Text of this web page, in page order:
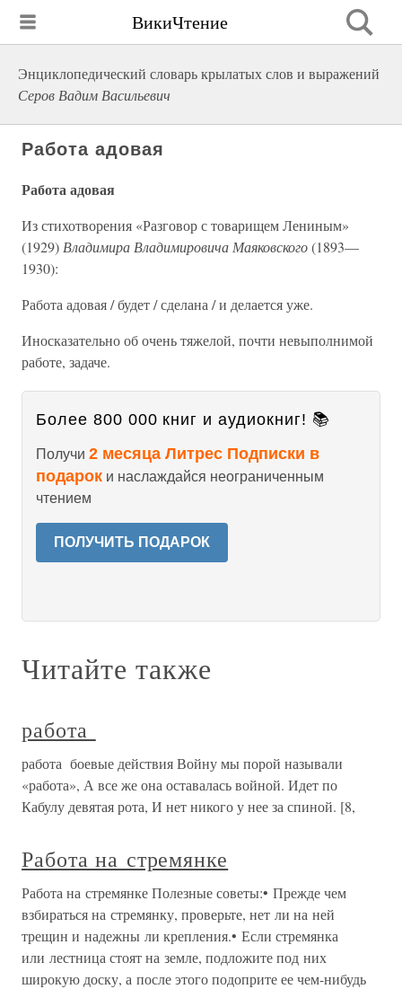
ВикиЧтение
Энциклопедический словарь крылатых слов и выражений
Серов Вадим Васильевич
Работа адовая
Работа адовая
Из стихотворения «Разговор с товарищем Лениным»
(1929) Владимира Владимировича Маяковского(1893—
1930):
Работа адовая / будет / сделана / и делается уже.
Иносказательно об очень тяжелой, почти невыполнимой
работе, задаче.
Более 800 000 книг и аудиокниг! 📚
Получи 2 месяца Литрес Подписки в
подарок и наслаждайся неограниченным
чтением
ПОЛУЧИТЬ ПОДАРОК
Читайте также
работа
работа боевые действия Войну мы порой называли
«работа», А все же она оставалась войной. Идет по
Кабулу девятая рота, И нет никого у нее за спиной. [8,
Работа на стремянке
Работа на стремянке Полезные советы:• Прежде чем
взбираться на стремянку, проверьте, нет ли на ней
трещин и надежны ли крепления.• Если стремянка
или лестница стоят на земле, подложите под них
широкую доску, а после этого подоприте ее чем-нибудь